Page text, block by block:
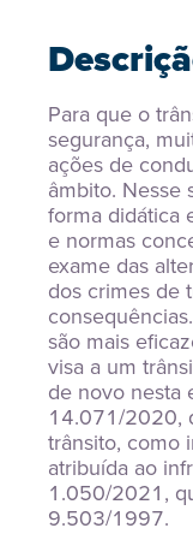
Para que o
segurança,
ações de
âmbito. Nesse
forma didática
e normas
exame das
dos crimes de
são mais
visa a um
de novo nesta
14.071/2020,
trânsito, como
atribuída ao
1.050/2021,
9.503/1997.